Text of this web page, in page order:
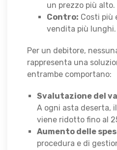
un prezzo più alto.
Contro: Costi più
vendita più lunghi.
Per un debitore,
rappresenta una
entrambe comportano:
Svalutazione del
A ogni asta deserta,
viene ridotto fino al
Aumento delle
procedura e di